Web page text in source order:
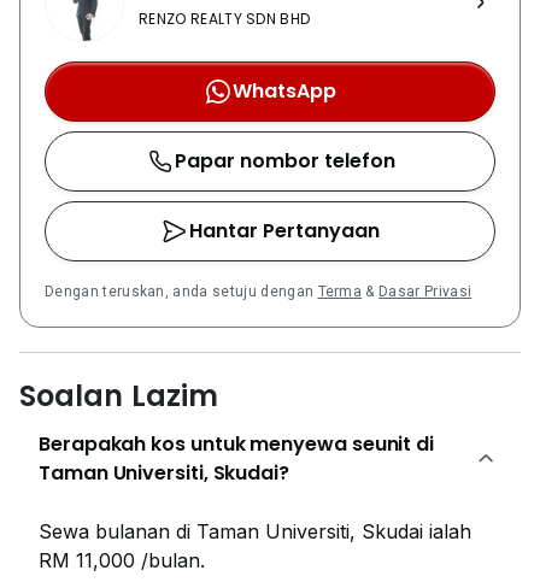
RENZO REALTY SDN BHD
WhatsApp
Papar nombor telefon
Hantar Pertanyaan
Dengan teruskan, anda setuju dengan Terma & Dasar Privasi
Soalan Lazim
Berapakah kos untuk menyewa seunit di
Taman Universiti, Skudai?
Sewa bulanan di Taman Universiti, Skudai ialah
RM 11,000 /bulan.